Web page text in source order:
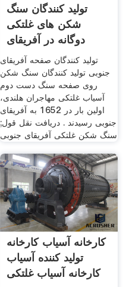
تولید کنندگان سنگ
شکن های غلتکی
دوگانه در آفریقای
جنوبی
تولید کنندگان صفحه آفریقای
جنوبی تولید کنندگان سنگ شکن
روی صفحه سنگ دست دوم
آسیاب غلتکی مهاجران هلندی،
اولین بار در 1652 به آفریقای
جنوبی رسیدند . دریافت نقل قول;
سنگ شکن غلتکی آفریقای جنوبی
کارخانه آسیاب کارخانه
تولید کننده آسیاب
کارخانه آسیاب غلتکی